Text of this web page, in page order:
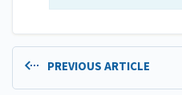
PREVIOUS ARTICLE